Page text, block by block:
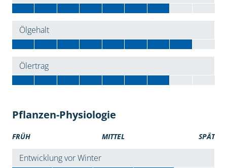
Ölgehalt
Ölertrag
Pflanzen-Physiologie
FRÜH MITTEL SPÄT
Entwicklung vor Winter